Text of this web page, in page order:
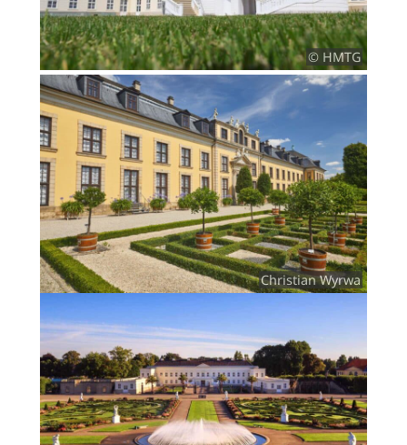
© HMTG
Christian Wyrwa